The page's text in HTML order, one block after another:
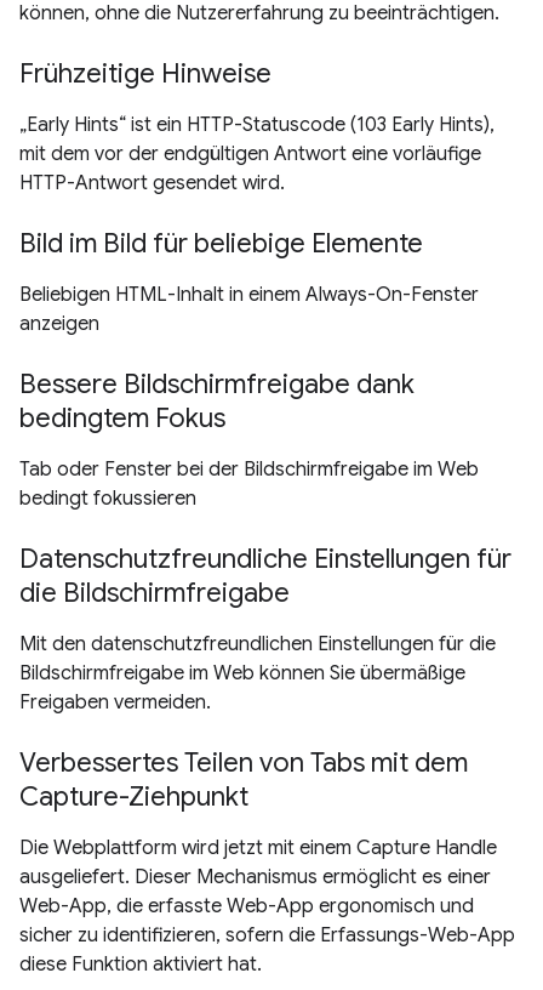
können, ohne die Nutzererfahrung zu beeinträchtigen.
Frühzeitige Hinweise
„Early Hints“ ist ein HTTP-Statuscode (103 Early Hints),
mit dem vor der endgültigen Antwort eine vorläufige
HTTP-Antwort gesendet wird.
Bild im Bild für beliebige Elemente
Beliebigen HTML-Inhalt in einem Always-On-Fenster
anzeigen
Bessere Bildschirmfreigabe dank
bedingtem Fokus
Tab oder Fenster bei der Bildschirmfreigabe im Web
bedingt fokussieren
Datenschutzfreundliche Einstellungen für
die Bildschirmfreigabe
Mit den datenschutzfreundlichen Einstellungen für die
Bildschirmfreigabe im Web können Sie übermäßige
Freigaben vermeiden.
Verbessertes Teilen von Tabs mit dem
Capture-Ziehpunkt
Die Webplattform wird jetzt mit einem Capture Handle
ausgeliefert. Dieser Mechanismus ermöglicht es einer
Web-App, die erfasste Web-App ergonomisch und
sicher zu identifizieren, sofern die Erfassungs-Web-App
diese Funktion aktiviert hat.